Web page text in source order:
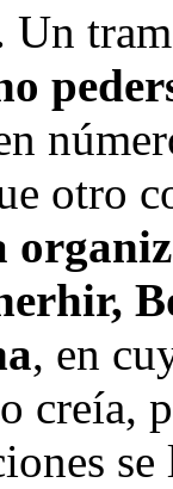
Un
otro
, en
creía,